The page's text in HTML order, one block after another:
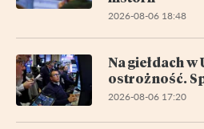
2026-08-06 18:48
Na giełdach w
ostrożność.
2026-08-06 17:20